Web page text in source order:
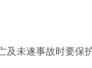
未遂事故时要保